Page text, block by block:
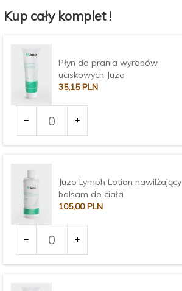
Kup cały komplet !
Płyn do prania wyrobów
uciskowych Juzo
35,15 PLN
dla
produktu
3373
Juzo Lymph Lotion nawilżający
balsam do ciała
105,00 PLN
dla
produktu
3374